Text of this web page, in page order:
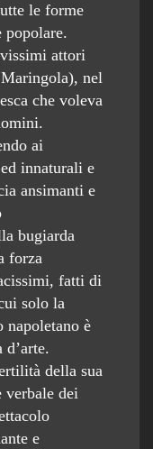
le forme
popolare.
attori
nel
che voleva
ai
innaturali e
ansimanti e
bugiarda
forza
fatti di
solo la
napoletano è
d’arte.
della sua
verbale dei
e